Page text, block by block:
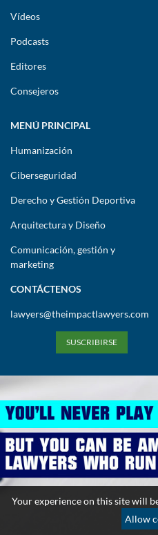
Vídeos
Podcasts
Editores
Consejeros
MENÚ PRINCIPAL
Humanización
Ciberseguridad
Derecho y Gestión Deportiva
Arquitectura y Diseño
Comunicación, gestión y
marketing
CONTÁCTENOS
lawyers@theimpactlawyers.com
SUSCRIBIRSE
Política de privacidad Política de
Copyright 2026.
Your experience on this site will
Allow